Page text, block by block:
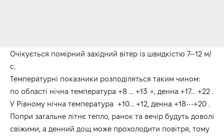
Очікується помірний західний вітер із швидкістю 7–12 м/
с.
Температурні показники розподіляться таким чином:
по області нічна температура +8 … +13 ∘, денна +17… +22 .
У Рівному нічна температура +10… +12, денна +18⋯+20 .
Попри загальне літнє тепло, ранок та вечір будуть доволі
свіжими, а денний дощ може прохолодити повітря, тому